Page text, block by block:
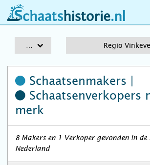
schaatshistorie.nl
Regio
Schaatsenmakers |
Schaatsenverkopers
merk
8 Makers en 1 Verkoper gevonden in de
Nederland